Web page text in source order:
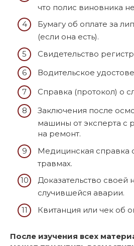
что полис виновника
Бумагу об оплате за
(если она есть).
Свидетельство
Водительское
Справка (протокол) о
Заключения после
машины от эксперта с
на ремонт.
Медицинская справка
травмах.
Доказательство своей
случившейся аварии.
Квитанция или чек об
После изучения всех